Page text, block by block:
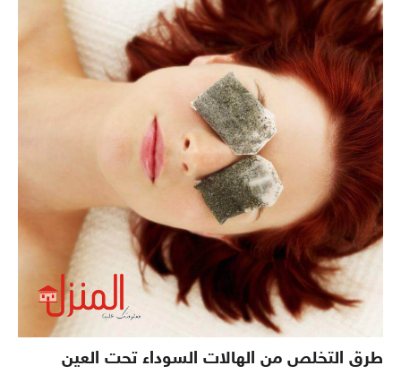
طرق التخلص من الهالات السوداء تحت العين